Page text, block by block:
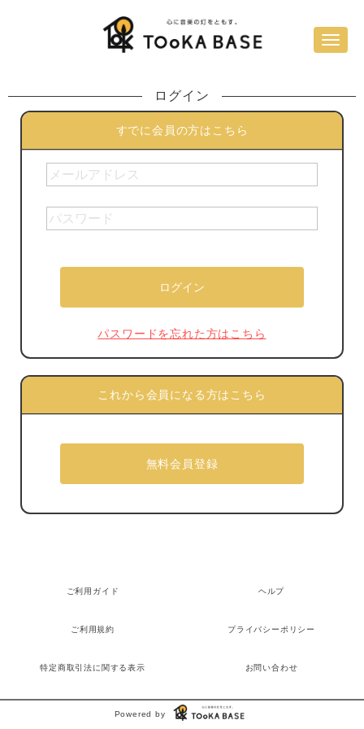
ログイン
すでに会員の方はこちら
パスワードを忘れた方はこちら
これから会員になる方はこちら
ご利用ガイド ヘルプ
ご利用規約 プライバシーポリシー
特定商取引法に関する表示 お問い合わせ
Powered by